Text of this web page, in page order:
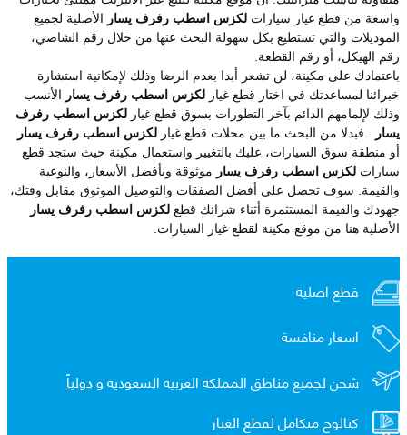
واسعة من قطع غيار سيارات لكزس اسطب رفرف يسار الأصلية لجميع
الموديلات والتي تستطيع بكل سهولة البحث عنها من خلال رقم الشاصي،
رقم الهيكل، أو رقم القطعة.
باعتمادك على مكينة، لن تشعر أبدا بعدم الرضا وذلك لإمكانية استشارة
خبرائنا لمساعدتك في اختار قطع غيار لكزس اسطب رفرف يسار الأنسب
وذلك لإلمامهم الدائم بآخر التطورات بسوق قطع غيار لكزس اسطب رفرف
يسار
. فبدلا من البحث ما بين محلات قطع غيار لكزس اسطب رفرف يسار
أو منطقة سوق السيارات، عليك بالتغيير واستعمال مكينة حيث ستجد قطع
سيارات لكزس اسطب رفرف يسار موثوقة وبأفضل الأسعار، والنوعية
والقيمة. سوف تحصل على أفضل الصفقات والتوصيل الموثوق مقابل وقتك،
جهودك والقيمة المستثمرة أثناء شرائك قطع لكزس اسطب رفرف يسار
الأصلية هنا من موقع مكينة لقطع غيار السيارات.
قطع اصلية
اسعار منافسة
شحن لجميع مناطق المملكة العربية السعوديه ودولياً
كتالوج متكامل لقطع الغيار